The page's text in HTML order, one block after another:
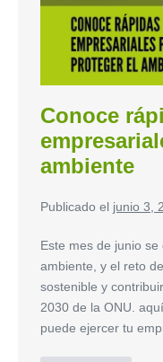
Conoce
ambiente
Publicado el junio 3,
Este mes de junio
ambiente, y el reto
sostenible y
2030 de la ONU.
puede ejercer tu